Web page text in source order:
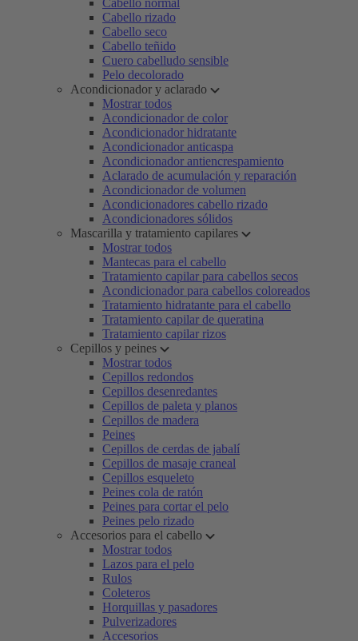
Cabello normal
Cabello rizado
Cabello seco
Cabello teñido
Cuero cabelludo sensible
Pelo decolorado
Acondicionador y aclarado
Mostrar todos
Acondicionador de color
Acondicionador hidratante
Acondicionador anticaspa
Acondicionador antiencrespamiento
Aclarado de acumulación y reparación
Acondicionador de volumen
Acondicionadores cabello rizado
Acondicionadores sólidos
Mascarilla y tratamiento capilares
Mostrar todos
Mantecas para el cabello
Tratamiento capilar para cabellos secos
Acondicionador para cabellos coloreados
Tratamiento hidratante para el cabello
Tratamiento capilar de queratina
Tratamiento capilar rizos
Cepillos y peines
Mostrar todos
Cepillos redondos
Cepillos desenredantes
Cepillos de paleta y planos
Cepillos de madera
Peines
Cepillos de cerdas de jabalí
Cepillos de masaje craneal
Cepillos esqueleto
Peines cola de ratón
Peines para cortar el pelo
Peines pelo rizado
Accesorios para el cabello
Mostrar todos
Lazos para el pelo
Rulos
Coleteros
Horquillas y pasadores
Pulverizadores
Accesorios